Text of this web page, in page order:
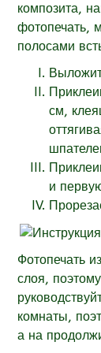
композита,
полосами
см,
и
Фотопечать
слоя,
комнаты,
а на